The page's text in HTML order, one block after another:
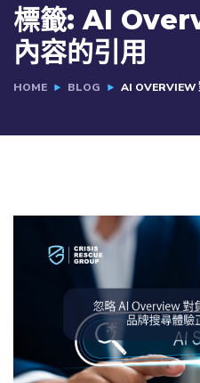
標籤:AI
內容的引用
HOME BLOG AI OVERVIEW